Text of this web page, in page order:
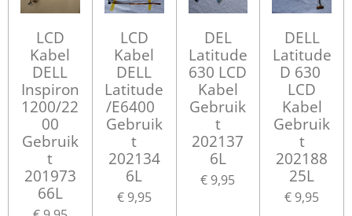
LCD
Kabel
DELL
Inspiron
1200/22
00
Gebruik
t
201973
66L
LCD
Kabel
DELL
Latitude
/E6400
Gebruik
t
202134
6L
€ 9,95
DEL
Latitude
630 LCD
Kabel
Gebruik
t
202137
6L
€ 9,95
DELL
Latitude
D 630
LCD
Kabel
Gebruik
t
202188
25L
€ 9,95